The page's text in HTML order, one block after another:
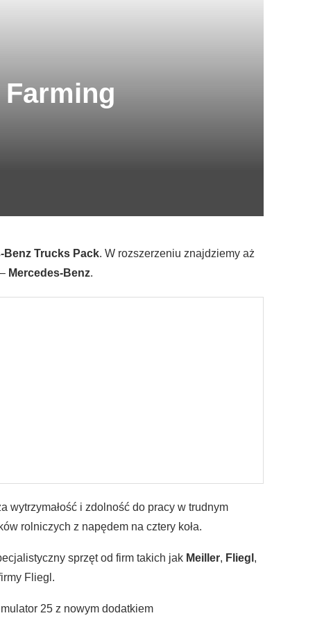
Benz Trucks Pack. W rozszerzeniu znajdziemy aż
Mercedes-Benz.
wytrzymałość i zdolność do pracy w trudnym
rolniczych z napędem na cztery koła.
sprzęt od firm takich jak Meiller, Fliegl ,
Fliegl.